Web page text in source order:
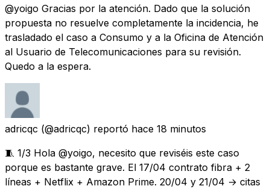
@yoigo Gracias por la atención. Dado que la solución
propuesta no resuelve completamente la incidencia, he
trasladado el caso a Consumo y a la Oficina de Atención
al Usuario de Telecomunicaciones para su revisión.
Quedo a la espera.
adricqc (@adricqc) reportó hace 18 minutos
🧵 1/3 Hola @yoigo, necesito que reviséis este caso
porque es bastante grave. El 17/04 contrato fibra + 2
líneas + Netflix + Amazon Prime. 20/04 y 21/04 → citas